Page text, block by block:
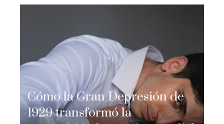
Cómo la Gran Depresión de
1929 transformó la